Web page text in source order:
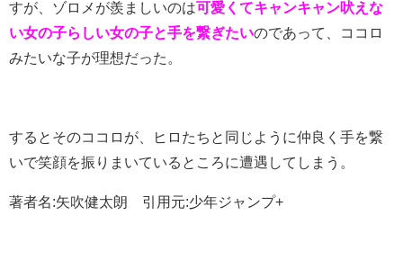
すが、ゾロメが羨ましいのは可愛くてキャンキャン吠えな
い女の子らしい女の子と手を繋ぎたいのであって、ココロ
みたいな子が理想だった。
するとそのココロが、ヒロたちと同じように仲良く手を繋
いで笑顔を振りまいているところに遭遇してしまう。
著者名:矢吹健太朗 引用元:少年ジャンプ+